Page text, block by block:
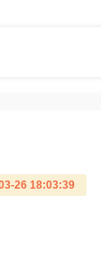
26 18:03:39